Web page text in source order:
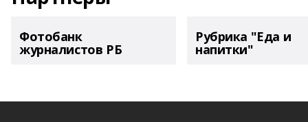
Фотобанк
журналистов РБ
Рубрика "Еда и
напитки"